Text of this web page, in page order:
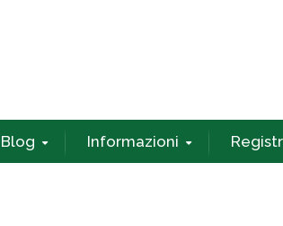
Blog Informazioni